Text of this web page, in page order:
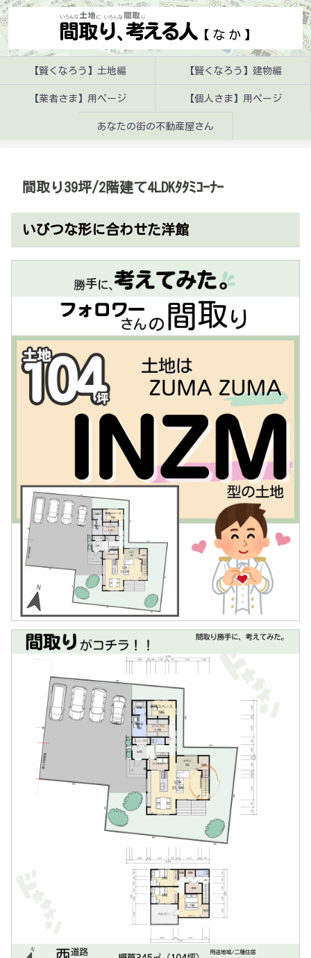
【賢くなろう】土地編 【賢くなろう】建物編
【業者さま】用ページ 【個人さま】用ページ
あなたの街の不動産屋さん
間取り39坪/2階建て4LDKﾀﾀﾐｺｰﾅｰ
いびつな形に合わせた洋館